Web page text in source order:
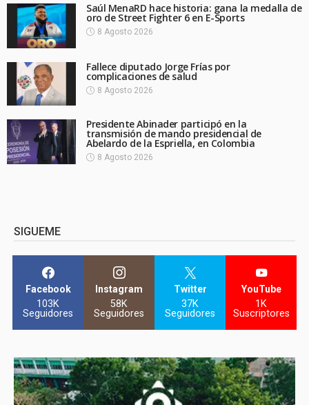
Saúl MenaRD hace historia: gana la medalla de
oro de Street Fighter 6 en E-Sports
8 Agosto 2026
Fallece diputado Jorge Frías por
complicaciones de salud
8 Agosto 2026
Presidente Abinader participó en la
transmisión de mando presidencial de
Abelardo de la Espriella, en Colombia
8 Agosto 2026
SIGUEME
Facebook
103K
Seguidores
Instagram
58K
Seguidores
Twitter
37K
Seguidores
YouTube
1K
Suscriptores